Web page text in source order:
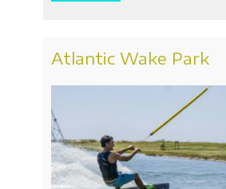
Atlantic Wake Park